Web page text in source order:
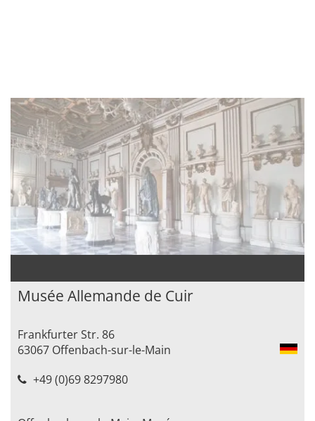
Musée Allemande de Cuir
Frankfurter Str. 86
63067 Offenbach-sur-le-Main
+49 (0)69 8297980